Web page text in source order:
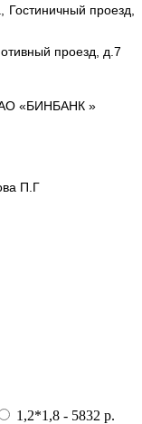
проезд,
проезд, д.7
«БИНБАНК »
П.Г
1,2*1,8 - 5832 р.